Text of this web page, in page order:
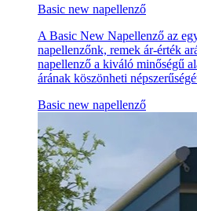
Basic new napellenző
A Basic New Napellenző az
napellenzőnk, remek ár-érték
napellenző a kiváló minőségű
árának köszönheti
Basic new napellenző